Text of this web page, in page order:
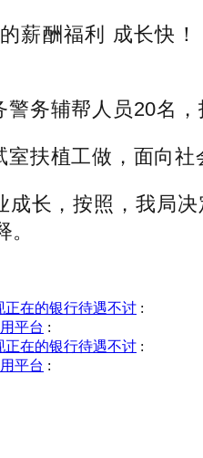
酬福利 成长快！
辅帮人员20名，
植工做，面向社
，按照，我局决
正在的银行待遇不讨 :
平台 :
正在的银行待遇不讨 :
平台 :